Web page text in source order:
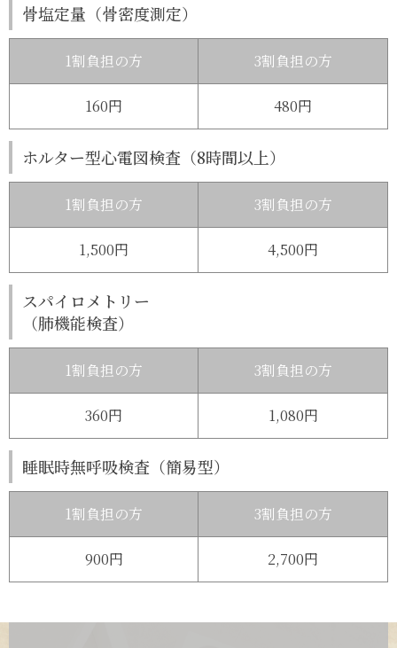
骨塩定量 （骨密度測定）
1割負担の方 3割負担の方
160円 480円
ホルター型心電図検査 （8時間以上）
1割負担の方 3割負担の方
1,500円 4,500円
スパイロメトリー
（肺機能検査）
1割負担の方 3割負担の方
360円 1,080円
睡眠時無呼吸検査 （簡易型）
1割負担の方 3割負担の方
900円 2,700円